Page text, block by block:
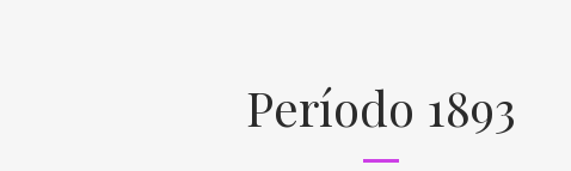
Período 1893